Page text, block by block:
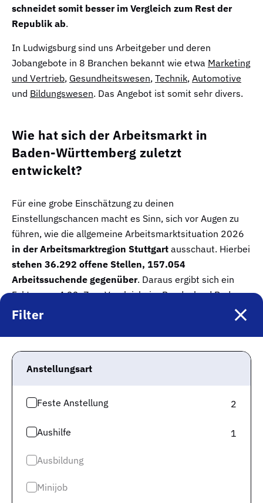
Filter
Anstellungsart
Feste Anstellung 2
Aushilfe 1
Ausbildung
Minijob
schneidet somit besser im Vergleich zum Rest der
Republik ab.
In Ludwigsburg sind uns Arbeitgeber und deren
Jobangebote in 8 Branchen bekannt wie etwa Marketing
und Vertrieb, Gesundheitswesen, Technik, Automotive
und Bildungswesen. Das Angebot ist somit sehr divers.
Wie hat sich der Arbeitsmarkt in
Baden-Württemberg zuletzt
entwickelt?
Für eine grobe Einschätzung zu deinen
Einstellungschancen macht es Sinn, sich vor Augen zu
führen, wie die allgemeine Arbeitsmarktsituation 2026
in der Arbeitsmarktregion Stuttgart ausschaut. Hierbei
stehen 36.292 offene Stellen, 157.054
Arbeitssuchende gegenüber. Daraus ergibt sich ein
Faktor von 4,33. Zum Vergleich: im Bundesland Baden-
Württemberg liegt der Faktor mit 74.983 offenen Stellen
Im Folgenden schauen wir uns den Trend der
vergangenen sechs Monate auf Bundeslandebene an.